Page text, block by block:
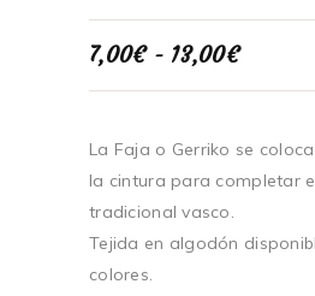
7,00€ - 13,00€Rango
7,00€
hasta
13,00€
La Faja o Gerriko se
la cintura para completar
tradicional vasco.
Tejida en algodón
colores.